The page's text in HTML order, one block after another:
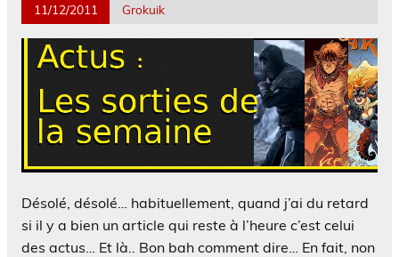
11/12/2011 Grokuik
Désolé, désolé… habituellement, quand j’ai du retard
si il y a bien un article qui reste à l’heure c’est celui
des actus… Et là.. Bon bah comment dire… En fait, non